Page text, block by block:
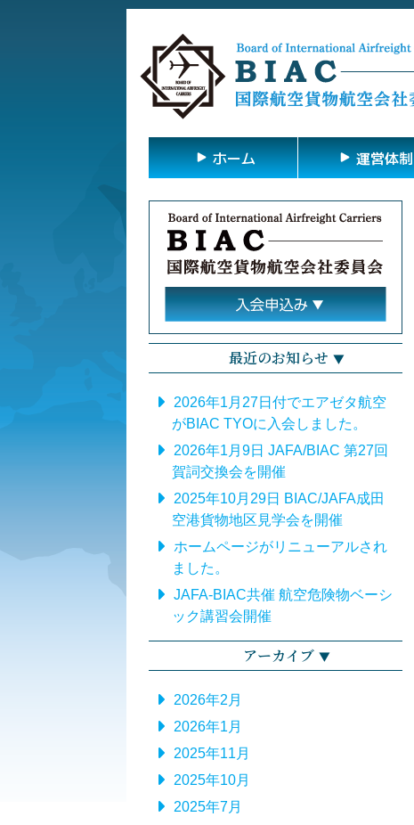
ホーム 運営体制
最近のお知らせ
2026年1月27日付でエアゼタ航空
がBIAC TYOに入会しました。
2026年1月9日 JAFA/BIAC 第27回
賀詞交換会を開催
2025年10月29日 BIAC/JAFA成田
空港貨物地区見学会を開催
ホームページがリニューアルされ
ました。
JAFA-BIAC共催 航空危険物ベーシ
ック講習会開催
アーカイブ
2026年2月
2026年1月
2025年11月
2025年10月
2025年7月